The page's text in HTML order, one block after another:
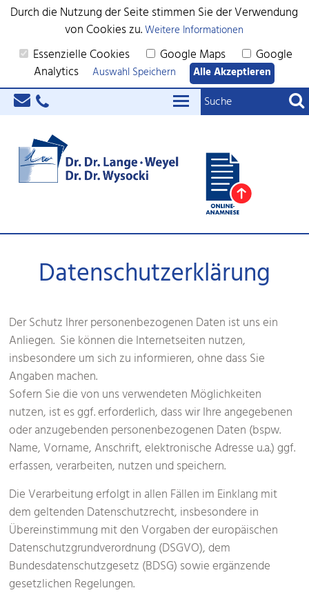
Durch die Nutzung der Seite stimmen Sie der Verwendung
von Cookies zu.Weitere Informationen
Essenzielle Cookies Google Maps Google
Analytics Auswahl Speichern Alle Akzeptieren
Datenschutzerklärung
Der Schutz Ihrer personenbezogenen Daten ist uns ein
Anliegen. Sie können die Internetseiten nutzen,
insbesondere um sich zu informieren, ohne dass Sie
Angaben machen.
Sofern Sie die von uns verwendeten Möglichkeiten
nutzen, ist es ggf. erforderlich, dass wir Ihre angegebenen
oder anzugebenden personenbezogenen Daten (bspw.
Name, Vorname, Anschrift, elektronische Adresse u.a.) ggf.
erfassen, verarbeiten, nutzen und speichern.
Die Verarbeitung erfolgt in allen Fällen im Einklang mit
dem geltenden Datenschutzrecht, insbesondere in
Übereinstimmung mit den Vorgaben der europäischen
Datenschutzgrundverordnung (DSGVO), dem
Bundesdatenschutzgesetz (BDSG) sowie ergänzende
gesetzlichen Regelungen.